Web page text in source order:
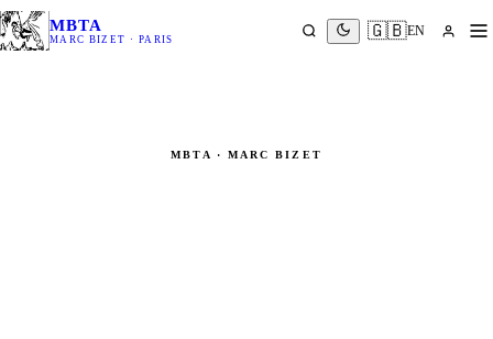
MBTA
MARC BIZET · PARIS 🇬🇧EN
MBTA · MARC BIZET